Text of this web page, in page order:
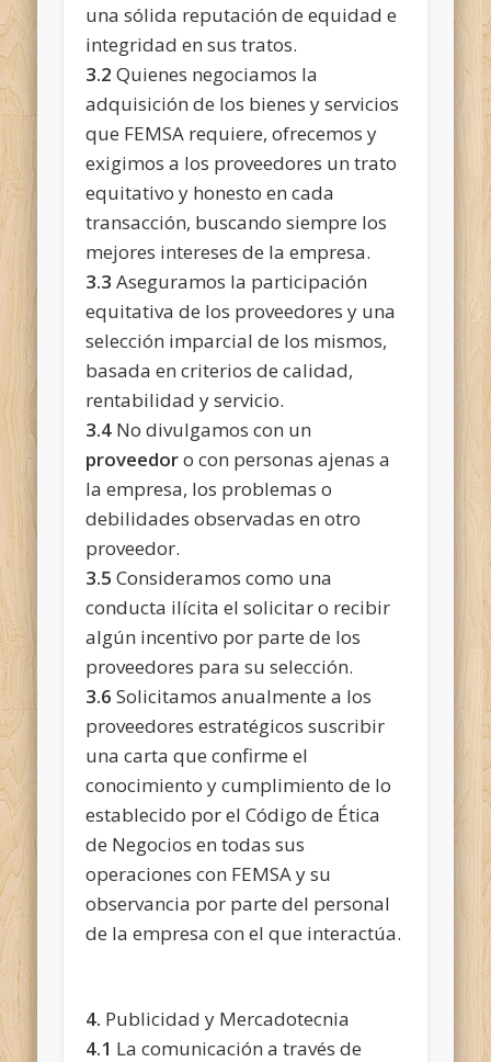
una sólida reputación de equidad e
integridad en sus tratos.
3.2 Quienes negociamos la
adquisición de los bienes y servicios
que FEMSA requiere, ofrecemos y
exigimos a los proveedores un trato
equitativo y honesto en cada
transacción, buscando siempre los
mejores intereses de la empresa.
3.3 Aseguramos la participación
equitativa de los proveedores y una
selección imparcial de los mismos,
basada en criterios de calidad,
rentabilidad y servicio.
3.4 No divulgamos con un
proveedoro con personas ajenas a
la empresa, los problemas o
debilidades observadas en otro
proveedor.
3.5 Consideramos como una
conducta ilícita el solicitar o recibir
algún incentivo por parte de los
proveedores para su selección.
3.6 Solicitamos anualmente a los
proveedores estratégicos suscribir
una carta que confirme el
conocimiento y cumplimiento de lo
establecido por el Código de Ética
de Negocios en todas sus
operaciones con FEMSA y su
observancia por parte del personal
de la empresa con el que interactúa.
4. Publicidad y Mercadotecnia
4.1 La comunicación a través de